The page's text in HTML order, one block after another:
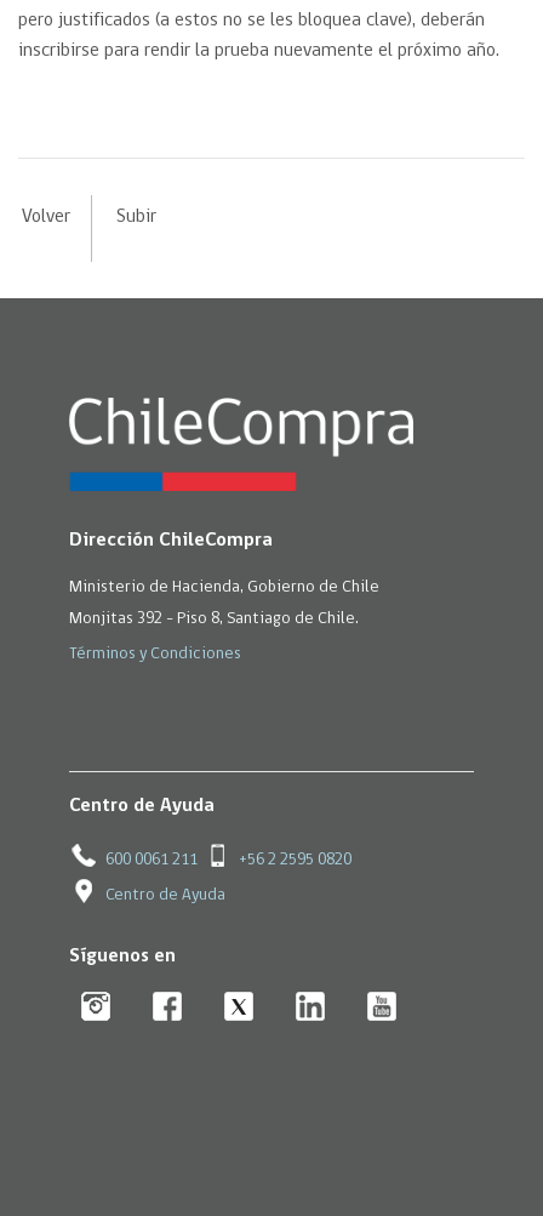
pero justificados (a estos no se les bloquea clave), deberán
inscribirse para rendir la prueba nuevamente el próximo año.
Volver Subir
Dirección ChileCompra
Ministerio de Hacienda, Gobierno de Chile
Monjitas 392 - Piso 8, Santiago de Chile.
Términos y Condiciones
Centro de Ayuda
600 0061 211 +56 2 2595 0820
Centro de Ayuda
Síguenos en